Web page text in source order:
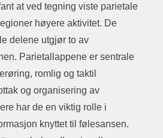
at ved tegning viste parietale
høyere aktivitet. De
delene utgjør to av
Parietallappene er sentrale
romlig og taktil
og organisering av
har de en viktig rolle i
knyttet til følesansen.